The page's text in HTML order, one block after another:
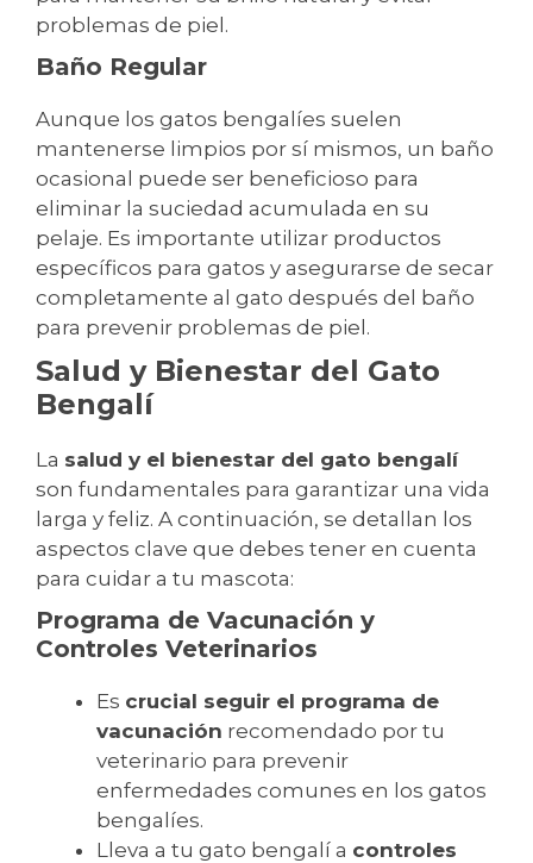
problemas de piel.
Baño Regular
Aunque los gatos bengalíes suelen
mantenerse limpios por sí mismos, un baño
ocasional puede ser beneficioso para
eliminar la suciedad acumulada en su
pelaje. Es importante utilizar productos
específicos para gatos y asegurarse de secar
completamente al gato después del baño
para prevenir problemas de piel.
Salud y Bienestar del Gato
Bengalí
La salud y el bienestar del gato bengalí
son fundamentales para garantizar una vida
larga y feliz. A continuación, se detallan los
aspectos clave que debes tener en cuenta
para cuidar a tu mascota:
Programa de Vacunación y
Controles Veterinarios
Es crucial seguir el programa de
vacunación recomendado por tu
veterinario para prevenir
enfermedades comunes en los gatos
bengalíes.
Lleva a tu gato bengalí a controles